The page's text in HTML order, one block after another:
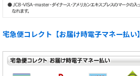
宅急便コレクト【お届け時電子マネー払い】